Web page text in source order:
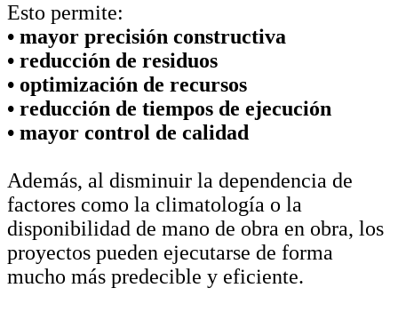
Esto permite:
• mayor precisión constructiva
• reducción de residuos
• optimización de recursos
• reducción de tiempos de ejecución
• mayor control de calidad
Además, al disminuir la dependencia de
factores como la climatología o la
disponibilidad de mano de obra en obra, los
proyectos pueden ejecutarse de forma
mucho más predecible y eficiente.